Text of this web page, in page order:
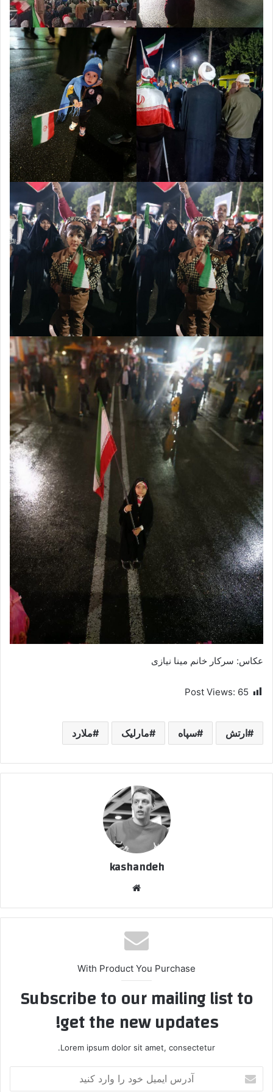
عکاس: سرکار خانم مینا نیازی
Post Views: 65
ارتش سپاه مارلیک ملارد
kashandeh
With Product You Purchase
Subscribe to our mailing list to
get the new updates!
Lorem ipsum dolor sit amet, consectetur.
ایمیل